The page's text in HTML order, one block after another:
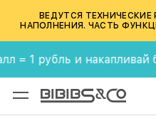
ВЕДУТСЯ
НАПОЛНЕНИЯ. ЧАСТЬ
рубль и накапливай